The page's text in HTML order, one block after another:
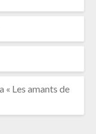
« Les amants de